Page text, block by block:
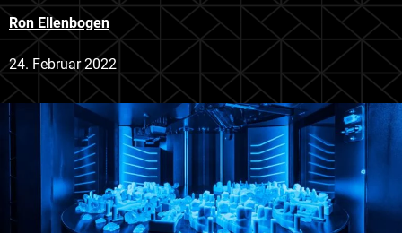
Ron Ellenbogen
24. Februar 2022